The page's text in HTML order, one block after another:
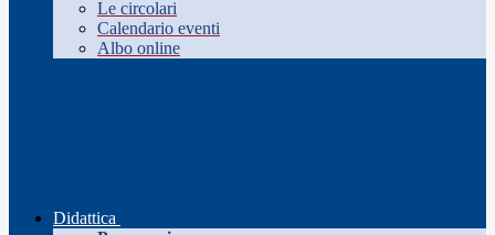
Le circolari
Calendario eventi
Albo online
Didattica